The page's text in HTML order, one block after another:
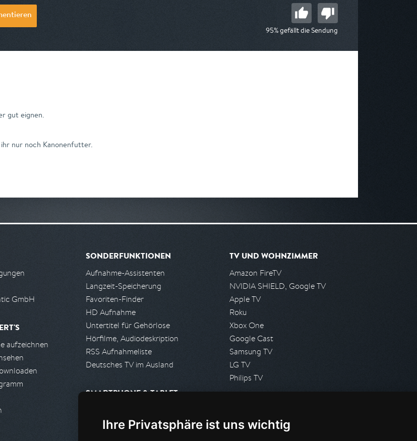
Ihre Privatsphäre ist uns wichtig
95% gefällt die Sendung
gut eignen.
nur noch Kanonenfutter.
GmbH
aufzeichnen
SONDERFUNKTIONEN
Aufnahme-Assistenten
Langzeit-Speicherung
Favoriten-Finder
HD Aufnahme
Untertitel für Gehörlose
Hörfilme, Audiodeskription
RSS Aufnahmeliste
Deutsches TV im Ausland
SMARTPHONE & TABLET
Android App
TV UND WOHNZIMMER
Amazon FireTV
NVIDIA SHIELD, Google TV
Apple TV
Roku
Xbox One
Google Cast
Samsung TV
LG TV
Philips TV
Presseanfrage stellen